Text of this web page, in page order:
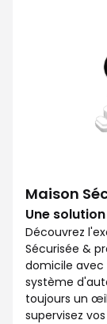
Maison
Une
Découvrez
Sécurisée &
domicile
système
toujours un
supervisez